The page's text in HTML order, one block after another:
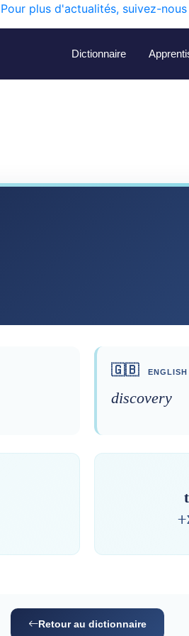
Pour plus d'actualités, suivez-
Dictionnaire
🇬🇧 ENGLISH
discovery
Retour au dictionnaire